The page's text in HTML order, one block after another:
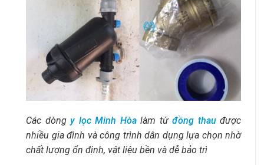
Các dòng y lọc Minh Hòalàm từ đồng thauđược
nhiều gia đình và công trình dân dụng lựa chọn nhờ
chất lượng ổn định, vật liệu bền và dễ bảo trì